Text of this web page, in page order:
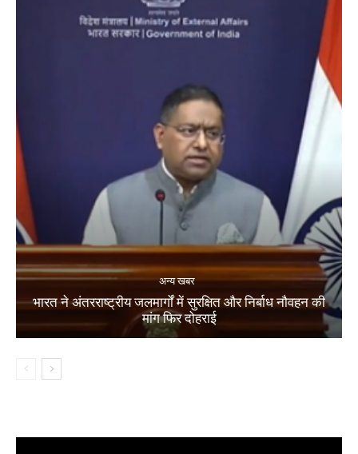
अन्य खबर
भारत ने अंतरराष्ट्रीय जलमार्गों में सुरक्षित और निर्बाध नौवहन की
मांग फिर दोहराई